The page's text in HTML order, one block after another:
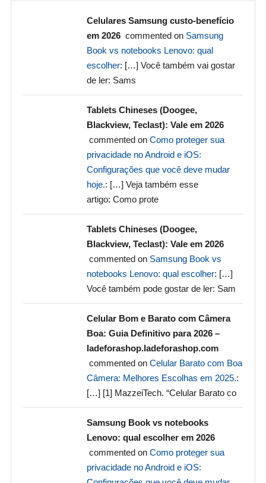
Celulares Samsung custo-benefício
em 2026 commented on Samsung
Book vs notebooks Lenovo: qual
escolher: […] Você também vai gostar
de ler: Sams
Tablets Chineses (Doogee,
Blackview, Teclast): Vale em 2026
commented onComo proteger sua
privacidade no Android e iOS:
Configurações que você deve mudar
hoje.: […] Veja também esse
artigo: Como prote
Tablets Chineses (Doogee,
Blackview, Teclast): Vale em 2026
commented on Samsung Book vs
notebooks Lenovo: qual escolher: […]
Você também pode gostar de ler: Sam
Celular Bom e Barato com Câmera
Boa: Guia Definitivo para 2026 –
ladeforashop.ladeforashop.com
commented onCelular Barato com Boa
Câmera: Melhores Escolhas em 2025.:
[…] [1] MazzeiTech. “Celular Barato co
Samsung Book vs notebooks
Lenovo: qual escolher em 2026
commented onComo proteger sua
privacidade no Android e iOS: